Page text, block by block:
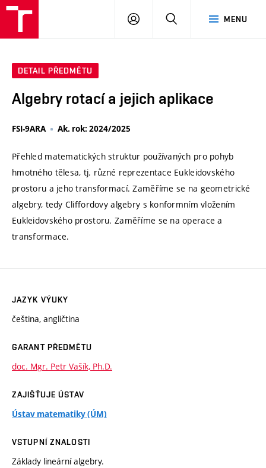
MENU
PŘIHLÁSIT
DETAIL PŘEDMĚTU
Algebry rotací a jejich aplikace
FSI-9ARA Ak. rok: 2024/2025
Přehled matematických struktur používaných pro pohyb
hmotného tělesa, tj. různé reprezentace Eukleidovského
prostoru a jeho transformací. Zaměříme se na geometrické
algebry, tedy Cliffordovy algebry s konformním vložením
Eukleidovského prostoru. Zaměříme se na operace a
transformace.
JAZYK VÝUKY
čeština, angličtina
GARANT PŘEDMĚTU
doc. Mgr. Petr Vašík, Ph.D.
ZAJIŠŤUJE ÚSTAV
Ústav matematiky (ÚM)
VSTUPNÍ ZNALOSTI
Základy lineární algebry.